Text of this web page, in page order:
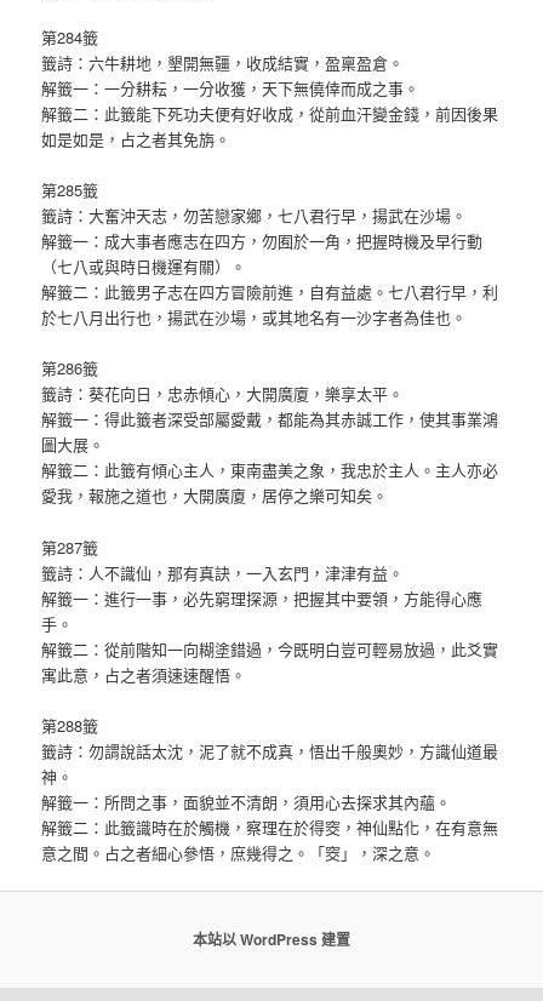
第284籤
籤詩：六牛耕地，墾開無疆，收成結實，盈稟盈倉。
解籤一：一分耕耘，一分收獲，天下無僥倖而成之事。
解籤二：此籤能下死功夫便有好收成，從前血汗變金錢，前因後果
如是如是，占之者其免旃。
第285籤
籤詩：大奮沖天志，勿苦戀家鄉，七八君行早，揚武在沙場。
解籤一：成大事者應志在四方，勿囿於一角，把握時機及早行動
（七八或與時日機運有關）。
解籤二：此籤男子志在四方冒險前進，自有益處。七八君行早，利
於七八月出行也，揚武在沙場，或其地名有一沙字者為佳也。
第286籤
籤詩：葵花向日，忠赤傾心，大開廣廈，樂享太平。
解籤一：得此籤者深受部屬愛戴，都能為其赤誠工作，使其事業鴻
圖大展。
解籤二：此籤有傾心主人，東南盡美之象，我忠於主人。主人亦必
愛我，報施之道也，大開廣廈，居停之樂可知矣。
第287籤
籤詩：人不識仙，那有真訣，一入玄門，津津有益。
解籤一：進行一事，必先窮理探源，把握其中要領，方能得心應
手。
解籤二：從前階知一向糊塗錯過，今既明白豈可輕易放過，此爻實
寓此意，占之者須速速醒悟。
第288籤
籤詩：勿謂說話太沈，泥了就不成真，悟出千般奧妙，方識仙道最
神。
解籤一：所問之事，面貌並不清朗，須用心去探求其內蘊。
解籤二：此籤識時在於觸機，察理在於得窔，神仙點化，在有意無
意之間。占之者細心參悟，庶幾得之。「窔」，深之意。
本站以 WordPress 建置